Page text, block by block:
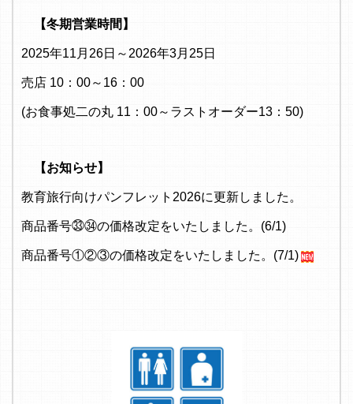
【冬期営業時間】
2025年11月26日～2026年3月25日
売店 10：00～16：00
(お食事処二の丸 11：00～ラストオーダー13：50)
【お知らせ】
教育旅行向けパンフレット2026に更新しました。
商品番号㉝㉞の価格改定をいたしました。(6/1)
商品番号①②③の価格改定をいたしました。(7/1)